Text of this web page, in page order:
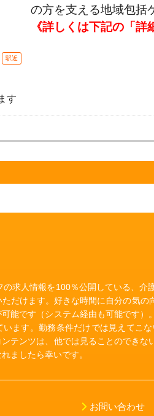
の方を支える地域包括
《詳しくは下記の「詳
駅近
す
求人情報を100％公開している、
だけます。好きな時間に自分の気
能です（システム経由も可能です
います。勤務条件だけでは見えてこ
テンツは、他では見ることのでき
ましたら幸いです。
お問い合わせ